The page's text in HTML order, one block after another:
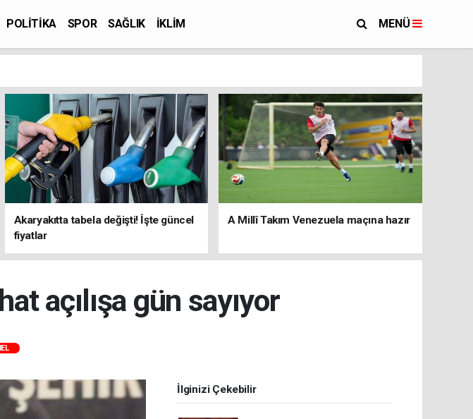
POLİTİKA SPOR SAĞLIK İKLİM MENÜ
Akaryakıtta tabela değişti! İşte güncel
fiyatlar
A Millî Takım Venezuela maçına hazır
açılışa gün sayıyor
İlginizi Çekebilir